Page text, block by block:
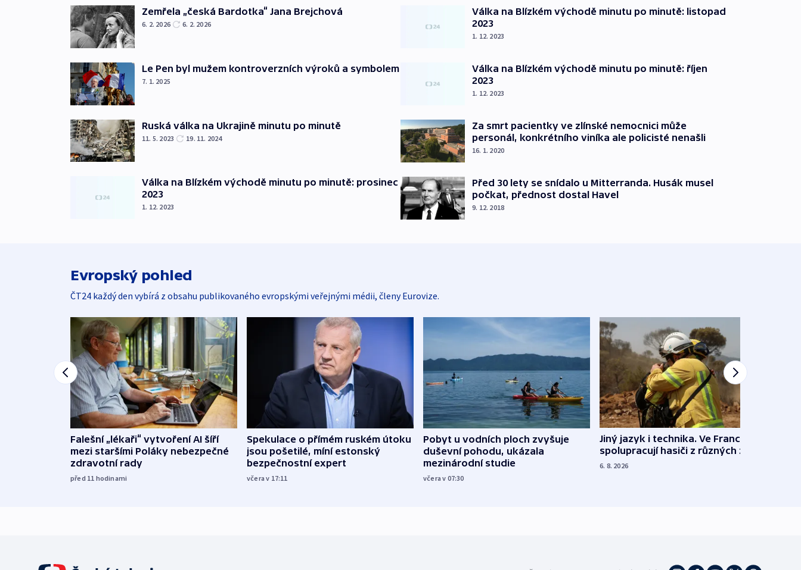
Zemřela „česká Bardotka“ Jana Brejchová
6. 2. 2026 6. 2. 2026
Le Pen byl mužem kontroverzních výroků a symbolem
7. 1. 2025
Ruská válka na Ukrajině minutu po minutě
11. 5. 2023 19. 11. 2024
Válka na Blízkém východě minutu po minutě: prosinec
2023
1. 12. 2023
Válka na Blízkém východě minutu po minutě: listopad
2023
1. 12. 2023
Válka na Blízkém východě minutu po minutě: říjen
2023
1. 12. 2023
Za smrt pacientky ve zlínské nemocnici může
personál, konkrétního viníka ale policisté nenašli
16. 1. 2020
Před 30 lety se snídalo u Mitterranda. Husák musel
počkat, přednost dostal Havel
9. 12. 2018
Evropský pohled
ČT24 každý den vybírá z obsahu publikovaného evropskými veřejnými médii, členy Eurovize.
Falešní „lékaři“ vytvoření AI šíří
mezi staršími Poláky nebezpečné
zdravotní rady
před 11 hodinami
Spekulace o přímém ruském útoku
jsou pošetilé, míní estonský
bezpečnostní expert
včera v 17:11
Pobyt u vodních ploch zvyšuje
duševní pohodu, ukázala
mezinárodní studie
včera v 07:30
Jiný jazyk i technika. Ve Francii
spolupracují hasiči z různých zemí
6. 8. 2026